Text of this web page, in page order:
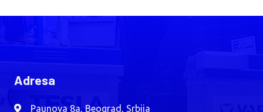
Adresa
Paunova 8a, Beograd, Srbija